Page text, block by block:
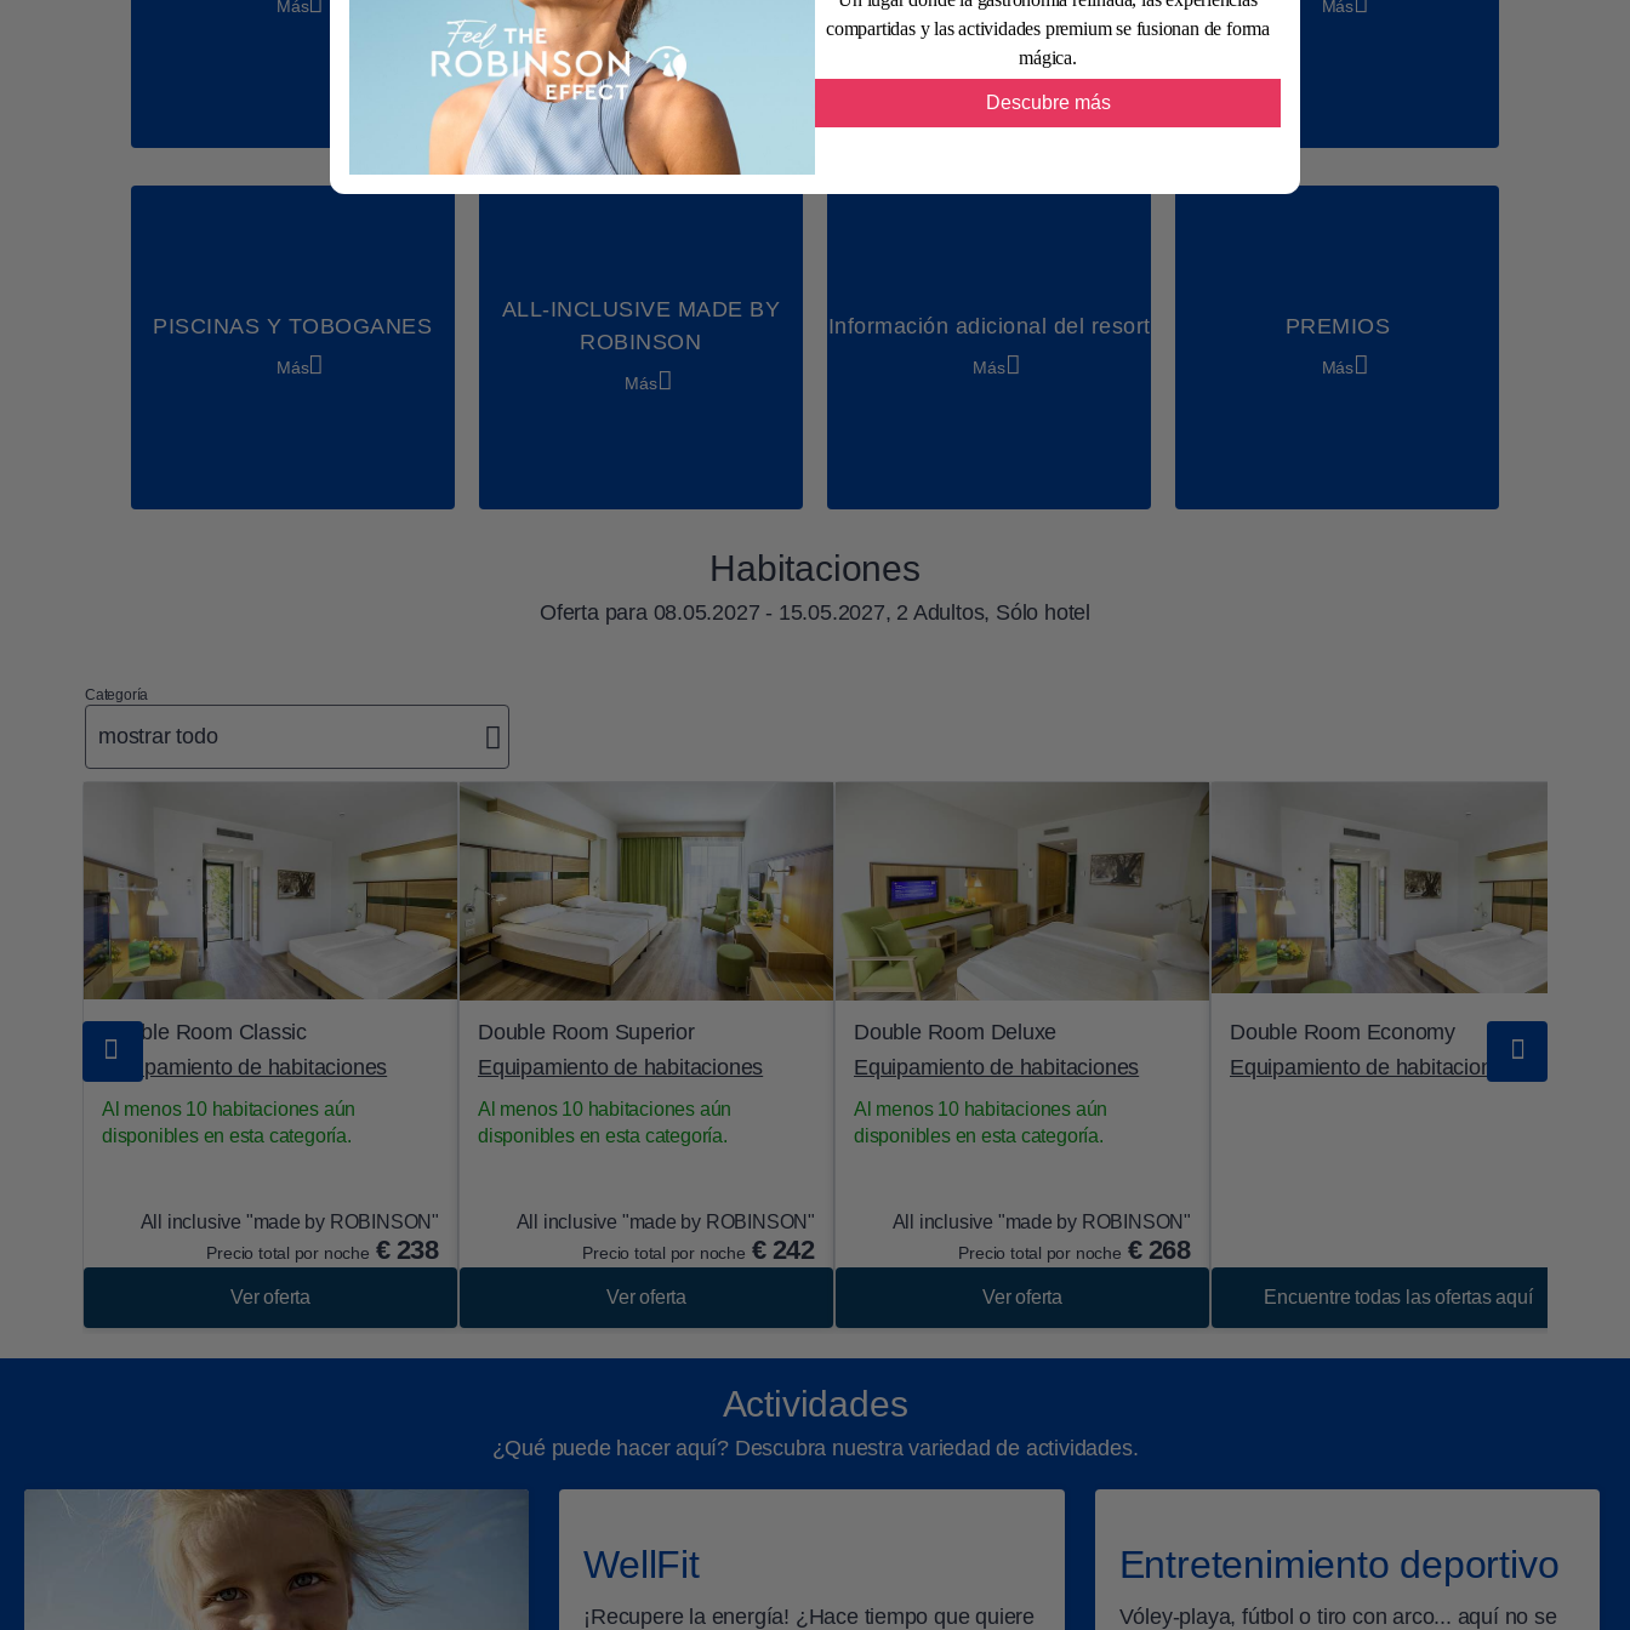
compartidas y las actividades premium se fusionan de forma
mágica.
Descubre más
Beachvolleyball
Tiro con arco
Estudio familiar
Party & Dance
Más Más Más Más
PISCINAS Y TOBOGANES
Más
ALL-INCLUSIVE MADE BY
ROBINSON
Más
Información adicional del resort
Más
PREMIOS
Más
Habitaciones
Oferta para 08.05.2027 - 15.05.2027, 2 Adultos, Sólo hotel
Categoría
mostrar todo
Double Room Classic
Equipamiento de habitaciones
Al menos 10 habitaciones aún
disponibles en esta categoría.
All inclusive "made by ROBINSON"
Precio total por noche € 238
Ver oferta
Double Room Superior
Equipamiento de habitaciones
Al menos 10 habitaciones aún
disponibles en esta categoría.
All inclusive "made by ROBINSON"
Precio total por noche € 242
Ver oferta
Double Room Deluxe
Equipamiento de habitaciones
Al menos 10 habitaciones aún
disponibles en esta categoría.
All inclusive "made by ROBINSON"
Precio total por noche € 268
Ver oferta
Double Room Economy
Equipamiento de habitaciones
Encuentre todas las ofertas aquí
Actividades
¿Qué puede hacer aquí? Descubra nuestra variedad de actividades.
WellFit
¡Recupere la energía! ¿Hace tiempo que quiere
Entretenimiento deportivo
Vóley-playa, fútbol o tiro con arco... aquí no se